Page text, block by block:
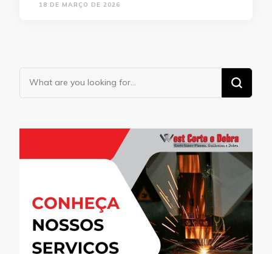
18 DE MARÇO DE 2026
Looking
for